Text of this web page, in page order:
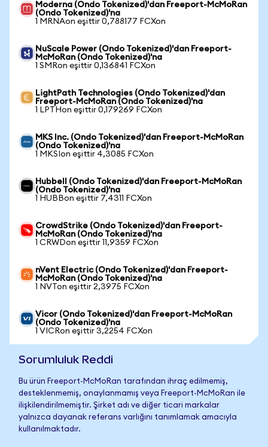
Moderna (Ondo Tokenized)'dan Freeport-McMoRan
(Ondo Tokenized)'na
1 MRNAon eşittir 0,788177 FCXon
NuScale Power (Ondo Tokenized)'dan Freeport-
McMoRan (Ondo Tokenized)'na
1 SMRon eşittir 0,136841 FCXon
LightPath Technologies (Ondo Tokenized)'dan
Freeport-McMoRan (Ondo Tokenized)'na
1 LPTHon eşittir 0,179269 FCXon
MKS Inc. (Ondo Tokenized)'dan Freeport-McMoRan
(Ondo Tokenized)'na
1 MKSIon eşittir 4,3085 FCXon
Hubbell (Ondo Tokenized)'dan Freeport-McMoRan
(Ondo Tokenized)'na
1 HUBBon eşittir 7,4311 FCXon
CrowdStrike (Ondo Tokenized)'dan Freeport-
McMoRan (Ondo Tokenized)'na
1 CRWDon eşittir 11,9359 FCXon
nVent Electric (Ondo Tokenized)'dan Freeport-
McMoRan (Ondo Tokenized)'na
1 NVTon eşittir 2,3975 FCXon
Vicor (Ondo Tokenized)'dan Freeport-McMoRan
(Ondo Tokenized)'na
1 VICRon eşittir 3,2254 FCXon
Sorumluluk Reddi
Bu ürün Freeport-McMoRan tarafından ihraç edilmemiş,
desteklenmemiş, onaylanmamış veya Freeport-McMoRan ile
ilişkilendirilmemiştir. Şirket adı ve diğer ticari markalar
yalnızca dayanak referans varlığını tanımlamak amacıyla
kullanılmaktadır.